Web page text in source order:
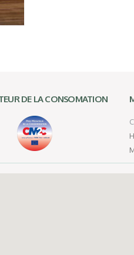
DE LA CONSOMATION